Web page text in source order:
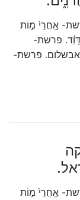
אַֽחֲרֵי֙ מ֣וֹת
פרשת-
פרשת-
אַֽחֲרֵי֙ מ֣וֹת